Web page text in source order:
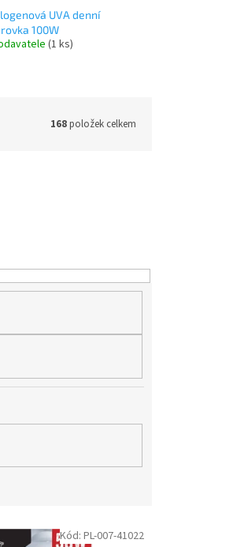
UVA denní
100W
(1 ks)
168položek celkem
Kód: PL-007-41022